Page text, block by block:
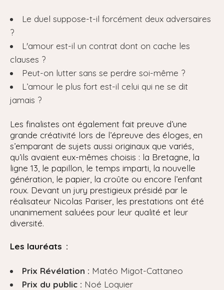
Le duel suppose-t-il forcément deux adversaires
?
L'amour est-il un contrat dont on cache les
clauses ?
Peut-on lutter sans se perdre soi-même ?
L’amour le plus fort est-il celui qui ne se dit
jamais ?
Les finalistes ont également fait preuve d’une
grande créativité lors de l’épreuve des éloges, en
s’emparant de sujets aussi originaux que variés,
qu’ils avaient eux-mêmes choisis : la Bretagne, la
ligne 13, le papillon, le temps imparti, la nouvelle
génération, le papier, la croûte ou encore l’enfant
roux. Devant un jury prestigieux présidé par le
réalisateur Nicolas Pariser, les prestations ont été
unanimement saluées pour leur qualité et leur
diversité.
Les lauréats :
Prix Révélation : Matéo Migot-Cattaneo
Prix du public : Noé Loquier